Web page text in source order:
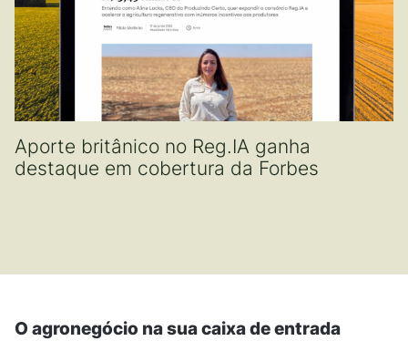
Aporte britânico no Reg.IA ganha
destaque em cobertura da Forbes
O agronegócio na sua caixa de entrada